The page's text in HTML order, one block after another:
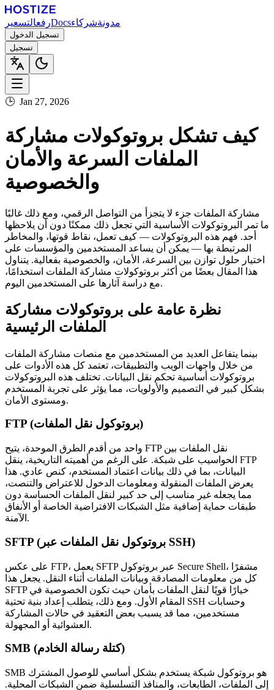
رفعالتسعير Docs مدونةشركاء
تسجيل الدخول
تسجيل
🕒 Jan 27, 2026
كيف تشكل بروتوكولات مشاركة
الملفات السرعة والأمان
والخصوصية
مشاركة الملفات جزء لا يتجزأ من التواصل الرقمي، ومع ذلك غالبًا
ما تمر البروتوكولات الأساسية التي تجعل ذلك ممكنًا دون أن يلاحظها
أحد. فهم هذه البروتوكولات — كيف تعمل، نقاط قوتها، والمخاطر
المرتبطة بها — يمكن أن يساعد المستخدمين والمؤسسات على
اختيار حلول توازن بين السرعة، الأمان، والخصوصية بفعالية. يتناول
هذا المقال بعضًا من أكثر بروتوكولات مشاركة الملفات استخدامًا،
مع دراسة آثارها على المستخدمين اليوم.
نظرة عامة على بروتوكولات مشاركة
الملفات الرئيسية
بينما يتفاعل العديد من المستخدمين مع منصات مشاركة الملفات
من خلال واجهات الويب والتطبيقات، تعتمد كل هذه الأدوات على
بروتوكولات أساسية تحكم نقل البيانات. تختلف هذه البروتوكولات
بشكل كبير في التصميم والأولويات، مما يؤثر على تجربة المستخدم
ومستوى الأمان.
FTP (بروتوكول نقل الملفات)
واحد من أقدم الطرق الموحدة، يتيح FTP نقل الملفات بين
الحواسيب على شبكة. على الرغم من أهميته التاريخية، ينقل FTP
البيانات، بما في ذلك بيانات اعتماد المستخدم، كنص عادي. هذا
يعرض الملفات المنقولة ومعلومات الدخول للاعتراض والتنصت،
مما يجعله غير مناسب إلى حد كبير لنقل الملفات الحساسة دون
طبقات حماية إضافية مثل الشبكات الافتراضية الخاصة أو الأنفاق
الآمنة.
SFTP (بروتوكول نقل الملفات عبر SSH)
على عكس FTP، يعمل SFTP عبر بروتوكول Secure Shell، مشفرًا
كل من معلومات المصادقة وبيانات الملفات أثناء النقل. يجعل هذا
SFTP خيارًا قويًا لنقل الملفات بأمان حيث تكون الخصوصية في
المقام الأول. ومع ذلك، يتطلب إعداد بنية تحتية SSH وحسابات
مستخدمين، مما قد يسبب بعض التعقيد في حالات المشاركة
العشوائية أو المجهولة.
SMB (كتلة رسالة الخادم)
SMB هو بروتوكول شبكة يستخدم بشكل أساسي للوصول المشترك
إلى الملفات، الطابعات، والمنافذ التسلسلية ضمن الشبكات المحلية.